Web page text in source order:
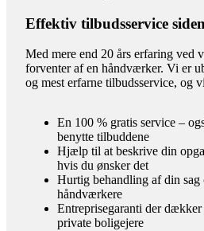
Effektiv tilbudsservice
Med mere end 20 års erfaring ved
forventer af en håndværker. Vi er
og mest erfarne tilbudsservice, og
En 100 % gratis service –
benytte tilbuddene
Hjælp til at beskrive din
hvis du ønsker det
Hurtig behandling af din
håndværkere
Entreprisegaranti der
private boligejere